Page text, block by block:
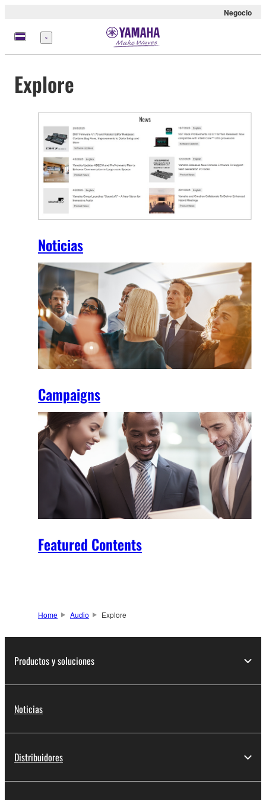
Negocio
Menú
Explore
Noticias
Campaigns
Featured Contents
Home Audio Explore
Productos y soluciones
Noticias
Distribuidores